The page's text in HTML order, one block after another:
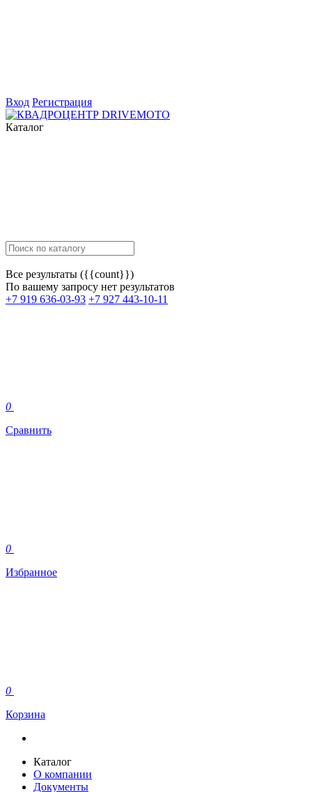
Вход Регистрация
Каталог
Все результаты ({{count}})
По вашему запросу нет результатов
+7 919 636-03-93 +7 927 443-10-11
0
Сравнить
0
Избранное
0
Корзина
Каталог
О компании
Документы